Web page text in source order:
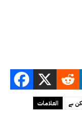
العلامات